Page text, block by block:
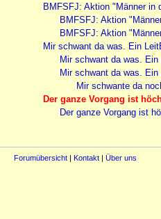
BMFSFJ: Aktion "Männer in
BMFSFJ: Aktion
BMFSFJ: Aktion
Mir schwant da was. Ein
Mir schwant da was.
Mir schwant da was.
Mir schwante da
Der ganze Vorgang ist
Der ganze Vorgang ist
Forumübersicht | Kontakt | Über uns